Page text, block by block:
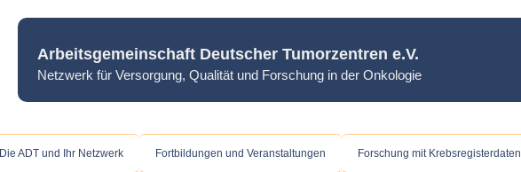
Arbeitsgemeinschaft Deutscher Tumorzentren e.V.
Netzwerk für Versorgung, Qualität und Forschung in der Onkologie
Die ADT und Ihr Netzwerk Fortbildungen und Veranstaltungen Forschung mit Krebsregisterdaten